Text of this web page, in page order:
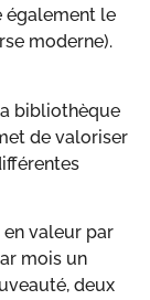
également le
moderne).
bibliothèque
de valoriser
valeur par
mois un
deux